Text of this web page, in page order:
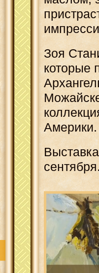
Зоя
которые
Америки.